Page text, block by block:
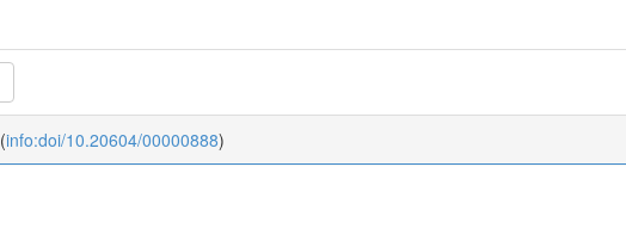
(info:doi/10.20604/00000888)